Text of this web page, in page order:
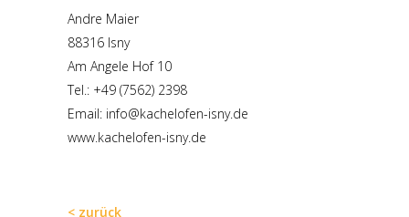
Andre Maier
88316 Isny
Am Angele Hof 10
Tel.: +49 (7562) 2398
Email: info@kachelofen-isny.de
www.kachelofen-isny.de
< zurück